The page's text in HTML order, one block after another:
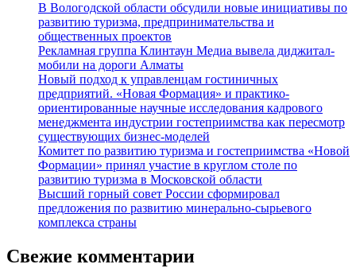
В Вологодской области обсудили новые инициативы по
развитию туризма, предпринимательства и
общественных проектов
Рекламная группа Клинтаун Медиа вывела диджитал-
мобили на дороги Алматы
Новый подход к управленцам гостиничных
предприятий. «Новая Формация» и практико-
ориентированные научные исследования кадрового
менеджмента индустрии гостеприимства как пересмотр
существующих бизнес-моделей
Комитет по развитию туризма и гостеприимства «Новой
Формации» принял участие в круглом столе по
развитию туризма в Московской области
Высший горный совет России сформировал
предложения по развитию минерально-сырьевого
комплекса страны
Свежие комментарии